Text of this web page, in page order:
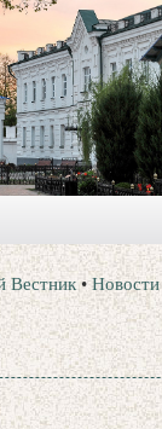
Вестник •Новости